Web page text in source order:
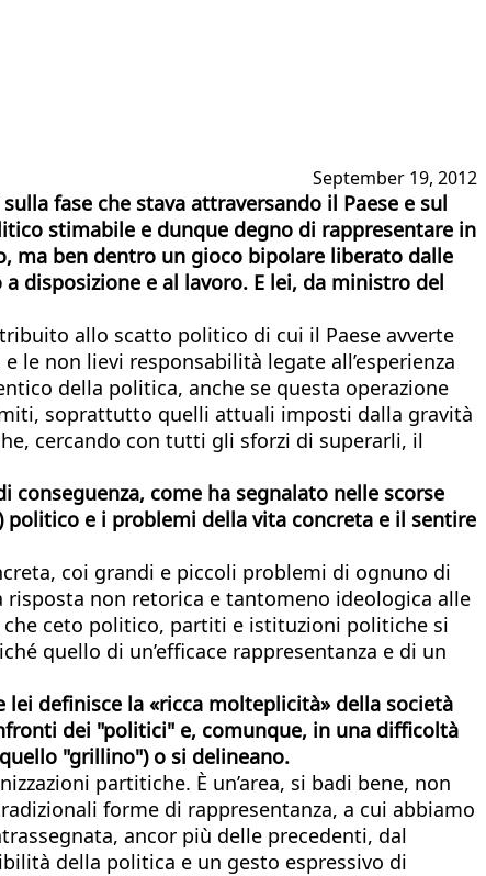
September 19, 2012
fase che stava attraversando il Paese e sul
stimabile e dunque degno di rappresentare in
ma ben dentro un gioco bipolare liberato dalle
disposizione e al lavoro. E lei, da ministro del
allo scatto politico di cui il Paese avverte
le non lievi responsabilità legate all’esperienza
della politica, anche se questa operazione
soprattutto quelli attuali imposti dalla gravità
cercando con tutti gli sforzi di superarli, il
come ha segnalato nelle scorse
politico e i problemi della vita concreta e il sentire
coi grandi e piccoli problemi di ognuno di
non retorica e tantomeno ideologica alle
ceto politico, partiti e istituzioni politiche si
quello di un’efficace rappresentanza e di un
definisce la «ricca molteplicità» della società
dei "politici" e, comunque, in una difficoltà
"grillino") o si delineano.
partitiche. È un’area, si badi bene, non
forme di rappresentanza, a cui abbiamo
ancor più delle precedenti, dal
della politica e un gesto espressivo di